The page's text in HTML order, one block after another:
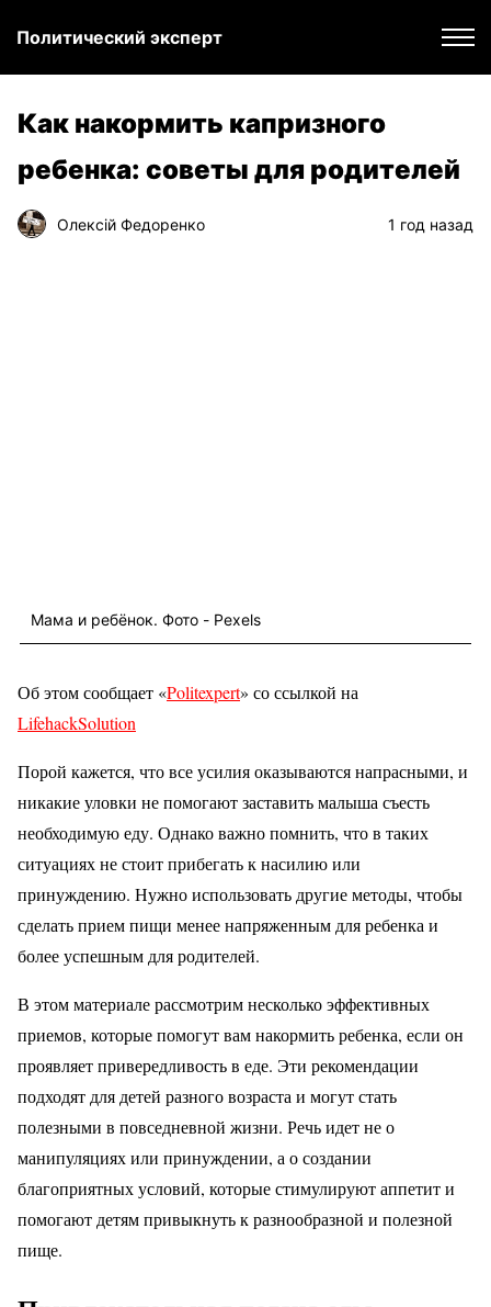
Политический эксперт
Как накормить капризного
ребенка: советы для родителей
Олексій Федоренко 1 год назад
Мама и ребёнок. Фото - Pexels
Об этом сообщает «Politexpert» со ссылкой на
LifehackSolution
Порой кажется, что все усилия оказываются напрасными, и
никакие уловки не помогают заставить малыша съесть
необходимую еду. Однако важно помнить, что в таких
ситуациях не стоит прибегать к насилию или
принуждению. Нужно использовать другие методы, чтобы
сделать прием пищи менее напряженным для ребенка и
более успешным для родителей.
В этом материале рассмотрим несколько эффективных
приемов, которые помогут вам накормить ребенка, если он
проявляет привередливость в еде. Эти рекомендации
подходят для детей разного возраста и могут стать
полезными в повседневной жизни. Речь идет не о
манипуляциях или принуждении, а о создании
благоприятных условий, которые стимулируют аппетит и
помогают детям привыкнуть к разнообразной и полезной
пище.